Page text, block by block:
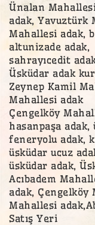
Ünalan
adak, Yavuztürk
Mahallesi adak,
altunizade adak,
sahrayıcedit
Üsküdar adak
Zeynep Kamil
Mahallesi adak
Çengelköy
hasanpaşa adak,
feneryolu adak,
üsküdar ucuz
üsküdar adak,
Acıbadem
adak, Çengelköy
Mahallesi
Satış Yeri